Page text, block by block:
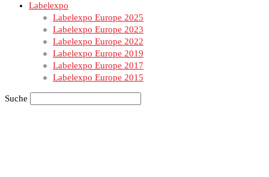
Labelexpo
Labelexpo Europe 2025
Labelexpo Europe 2023
Labelexpo Europe 2022
Labelexpo Europe 2019
Labelexpo Europe 2017
Labelexpo Europe 2015
Suche